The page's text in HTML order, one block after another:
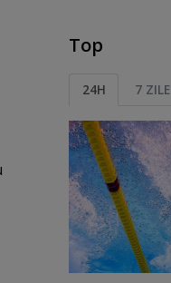
Top
24H 7 ZILE